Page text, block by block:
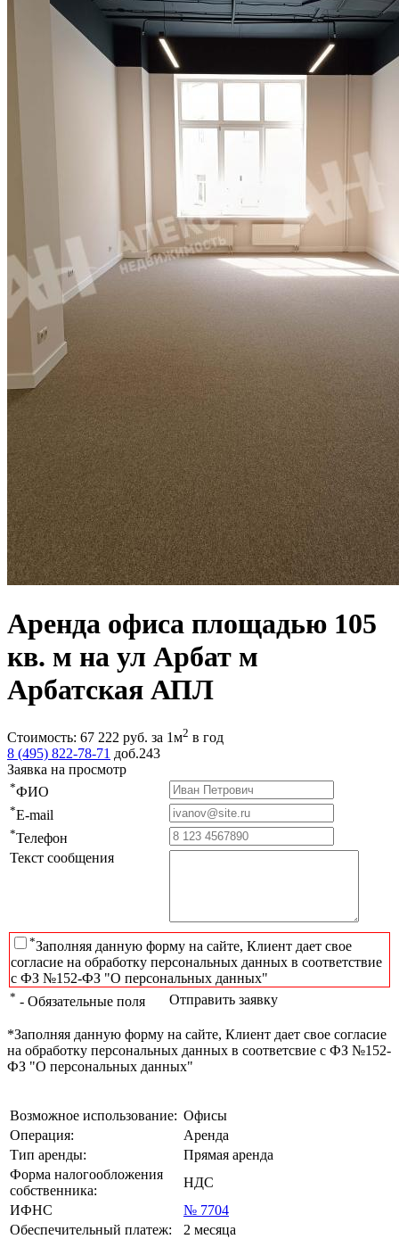
Аренда офиса площадью 105
кв. м на ул Арбат м
Арбатская АПЛ
Стоимость: 67 222 руб. за 1м2 в год
8 (495) 822-78-71 доб.243
Заявка на просмотр
*ФИО
*E-mail
*Телефон
Текст сообщения
*Заполняя данную форму на сайте, Клиент дает свое
согласие на обработку персональных данных в соответствие
с ФЗ №152-ФЗ "О персональных данных"
* - Обязательные поля Отправить заявку
*Заполняя данную форму на сайте, Клиент дает свое согласие
на обработку персональных данных в соответсвие с ФЗ №152-
ФЗ "О персональных данных"
Возможное использование: Офисы
Операция:
Аренда
Тип аренды:
Прямая аренда
Форма налогообложения
собственника:
НДС
ИФНС
№ 7704
Обеспечительный платеж:
2 месяца